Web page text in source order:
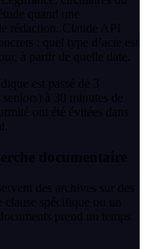
quand une
rédaction. Claude API
: quel type d’acte est
à partir de quelle date.
est passé de 3
à 30 minutes de
ont été évitées dans
documentaire
des archives sur des
clause spécifique ou un
prend un temps